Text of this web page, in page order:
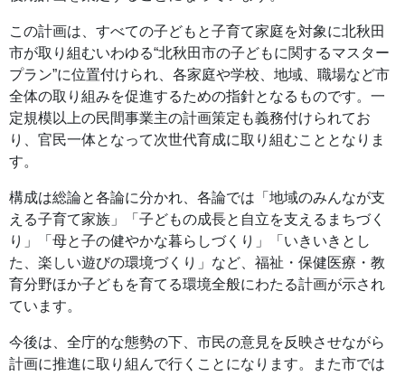
この計画は、すべての子どもと子育て家庭を対象に北秋田
市が取り組むいわゆる“北秋田市の子どもに関するマスター
プラン”に位置付けられ、各家庭や学校、地域、職場など市
全体の取り組みを促進するための指針となるものです。一
定規模以上の民間事業主の計画策定も義務付けられてお
り、官民一体となって次世代育成に取り組むこととなりま
す。
構成は総論と各論に分かれ、各論では「地域のみんなが支
える子育て家族」「子どもの成長と自立を支えるまちづく
り」「母と子の健やかな暮らしづくり」「いきいきとし
た、楽しい遊びの環境づくり」など、福祉・保健医療・教
育分野ほか子どもを育てる環境全般にわたる計画が示され
ています。
今後は、全庁的な態勢の下、市民の意見を反映させながら
計画に推進に取り組んで行くことになります。また市では